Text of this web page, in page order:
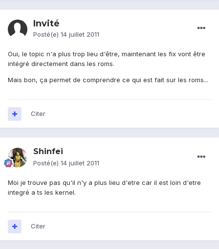
Invité
Posté(e) 14 juillet 2011
Oui, le topic n'a plus trop lieu d'être, maintenant les fix vont être
intégré directement dans les roms.
Mais bon, ça permet de comprendre ce qui est fait sur les roms...
Citer
Shinfei
Posté(e) 14 juillet 2011
Moi je trouve pas qu'il n'y a plus lieu d'etre car il est loin d'etre
integré a ts les kernel.
Citer